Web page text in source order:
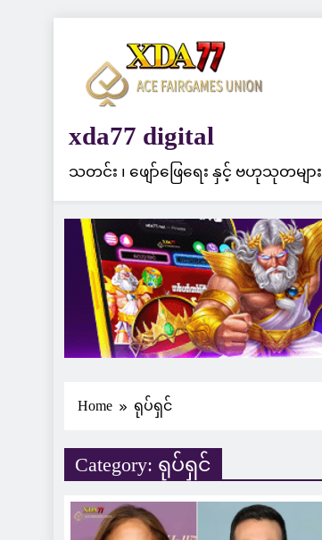
xda77 digital
သတင်း ၊ ဖျော်ဖြေရေး နှင့် ဗဟုသုတများ
Home ရုပ်ရှင်
Category: ရုပ်ရှင်